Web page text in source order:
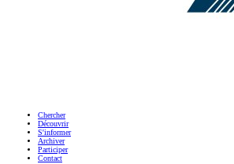
Chercher
Découvrir
S'informer
Archiver
Participer
Contact